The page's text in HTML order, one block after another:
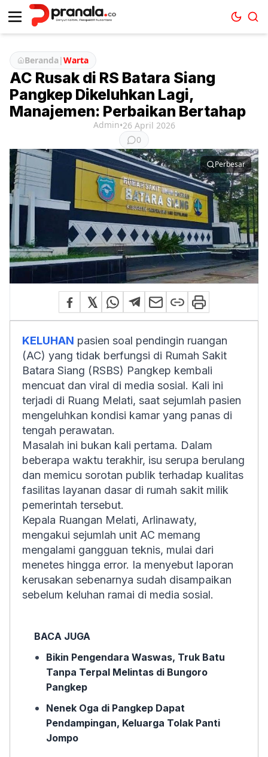
Beranda|Warta
AC Rusak di RS Batara Siang
Pangkep Dikeluhkan Lagi,
Manajemen: Perbaikan Bertahap
Admin•26 April 2026
0
Perbesar
KELUHAN pasien soal pendingin ruangan
(AC) yang tidak berfungsi di Rumah Sakit
Batara Siang (RSBS) Pangkep kembali
mencuat dan viral di media sosial. Kali ini
terjadi di Ruang Melati, saat sejumlah pasien
mengeluhkan kondisi kamar yang panas di
tengah perawatan.
Masalah ini bukan kali pertama. Dalam
beberapa waktu terakhir, isu serupa berulang
dan memicu sorotan publik terhadap kualitas
fasilitas layanan dasar di rumah sakit milik
pemerintah tersebut.
Kepala Ruangan Melati, Arlinawaty,
mengakui sejumlah unit AC memang
mengalami gangguan teknis, mulai dari
menetes hingga error. Ia menyebut laporan
kerusakan sebenarnya sudah disampaikan
sebelum keluhan ramai di media sosial.
BACA JUGA
Bikin Pengendara Waswas, Truk Batu
Tanpa Terpal Melintas di Bungoro
Pangkep
Nenek Oga di Pangkep Dapat
Pendampingan, Keluarga Tolak Panti
Jompo